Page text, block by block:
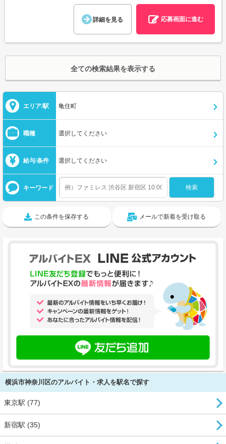
詳細を見る 応募画面に進む
全ての検索結果を表示する
エリア/駅 亀住町
職種 選択してください
給与/条件 選択してください
キーワード
この条件を保存する メールで新着を受け取る
横浜市神奈川区のアルバイト・求人を駅名で探す
東京駅 (77)
新宿駅 (35)